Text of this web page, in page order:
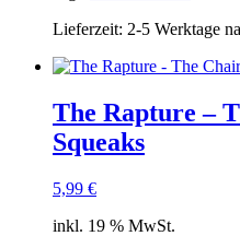
Lieferzeit: 2-5 Werktage
The Rapture –
Squeaks
5,99 €
inkl. 19 % MwSt.